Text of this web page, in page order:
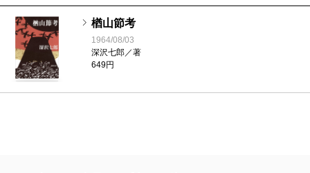
楢山節考
1964/08/03
深沢七郎／著
649円